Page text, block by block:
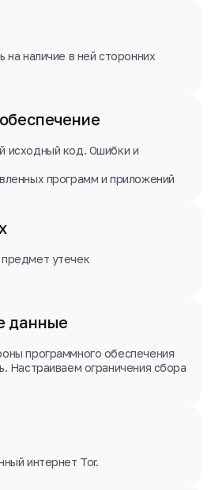
на наличие в ней сторонних
исходный код. Ошибки и
программ и приложений
утечек
данные
программного обеспечения
Настраиваем ограничения сбора
интернет Tor.